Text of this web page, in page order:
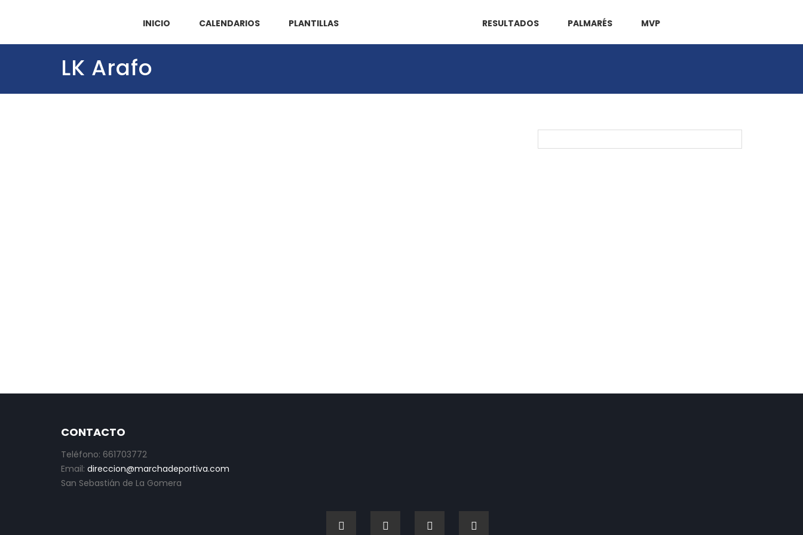
INICIO CALENDARIOS PLANTILLAS RESULTADOS PALMARÉS MVP
LK Arafo
CONTACTO
Teléfono: 661703772
Email: direccion@marchadeportiva.com
San Sebastián de La Gomera